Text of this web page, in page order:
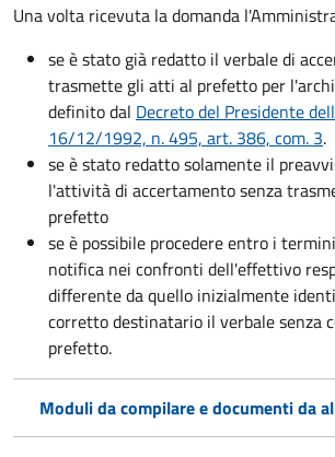
Una volta ricevuta la domanda
se è stato già redatto il verbale di
trasmette gli atti al prefetto per
definito dal Decreto del Presidente
16/12/1992, n. 495, art. 386, com. 3.
se è stato redatto solamente il
l'attività di accertamento senza
prefetto
se è possibile procedere entro i
notifica nei confronti dell'effettivo
differente da quello inizialmente
corretto destinatario il verbale senza
prefetto.
Moduli da compilare e documenti da